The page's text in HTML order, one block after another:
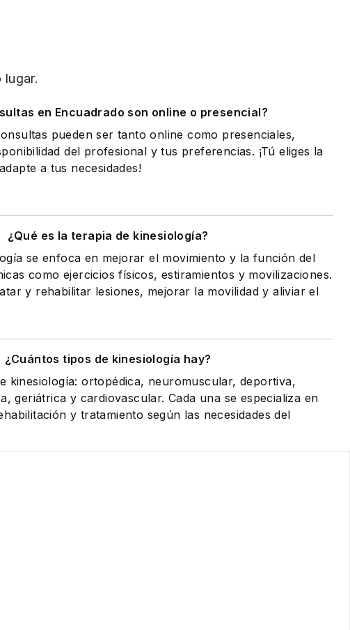
lugar.
en Encuadrado son online o presencial?
pueden ser tanto online como presenciales,
del profesional y tus preferencias. ¡Tú eliges la
a tus necesidades!
¿Qué es la terapia de kinesiología?
se enfoca en mejorar el movimiento y la función del
como ejercicios físicos, estiramientos y movilizaciones.
y rehabilitar lesiones, mejorar la movilidad y aliviar el
¿Cuántos tipos de kinesiología hay?
kinesiología: ortopédica, neuromuscular, deportiva,
geriátrica y cardiovascular. Cada una se especializa en
y tratamiento según las necesidades del